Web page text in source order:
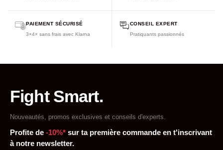
PAIEMENT SÉCURISÉ
3×4× sans frais avec Klarna
CONSEIL EXPERT
Pratiquants passionnés
Fight Smart.
Nouveautés, promos exclusives et conseils d'experts.
Profite de -10%* sur ta première commande en t'inscrivant
à notre newsletter.